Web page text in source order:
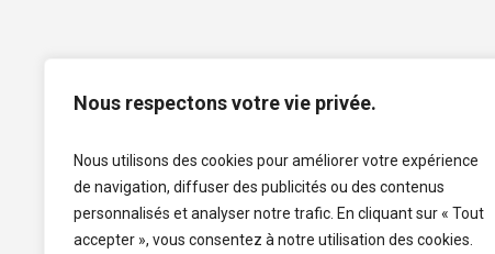
Nous respectons votre vie privée.
Nous utilisons des cookies pour améliorer votre expérience
de navigation, diffuser des publicités ou des contenus
personnalisés et analyser notre trafic. En cliquant sur « Tout
accepter », vous consentez à notre utilisation des cookies.